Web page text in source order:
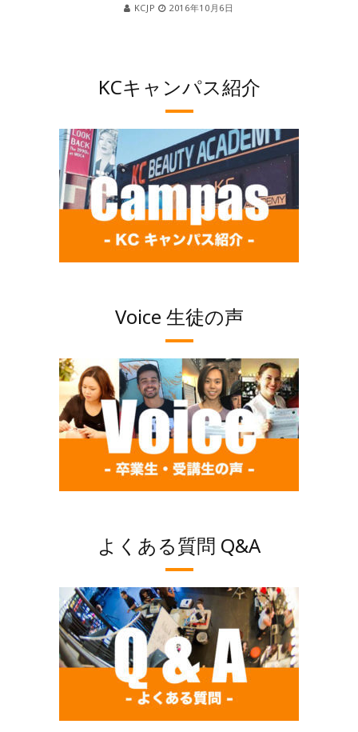
KCJP 2016年10月6日
KCキャンパス紹介
Voice 生徒の声
よくある質問 Q&A